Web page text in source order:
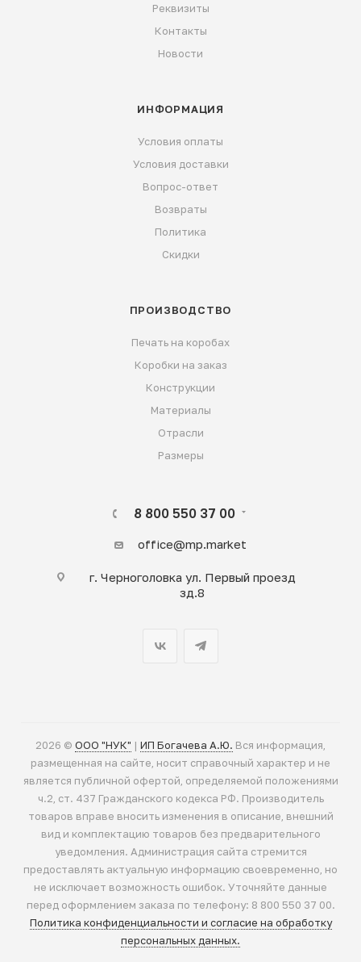
Реквизиты
Контакты
Новости
ИНФОРМАЦИЯ
Условия оплаты
Условия доставки
Вопрос-ответ
Возвраты
Политика
Скидки
ПРОИЗВОДСТВО
Печать на коробах
Коробки на заказ
Конструкции
Материалы
Отрасли
Размеры
8 800 550 37 00
office@mp.market
г. Черноголовка ул. Первый проезд
зд.8
2026 © ООО "НУК" | ИП Богачева А.Ю. Вся информация,
размещенная на сайте, носит справочный характер и не
является публичной офертой, определяемой положениями
ч.2, ст. 437 Гражданского кодекса РФ. Производитель
товаров вправе вносить изменения в описание, внешний
вид и комплектацию товаров без предварительного
уведомления. Администрация сайта стремится
предоставлять актуальную информацию своевременно, но
не исключает возможность ошибок. Уточняйте данные
перед оформлением заказа по телефону: 8 800 550 37 00.
Политика конфиденциальности и согласие на обработку
персональных данных.